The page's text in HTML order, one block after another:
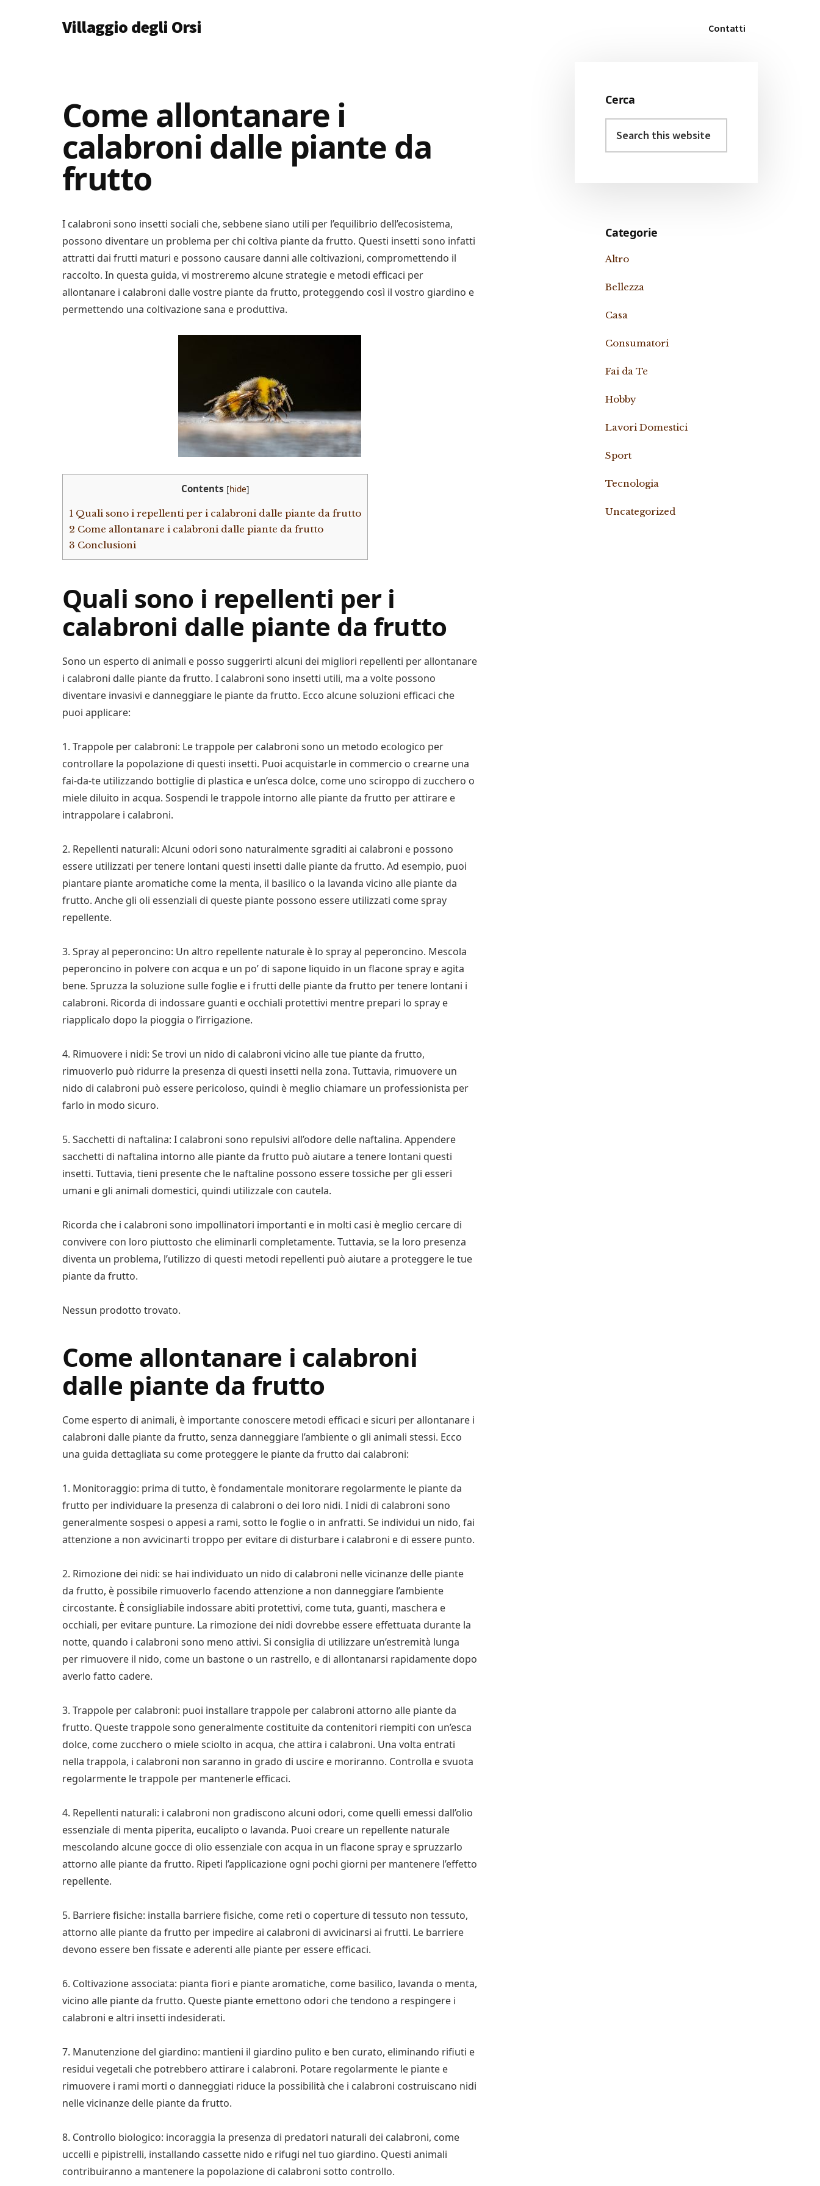
Additional
menuVillaggio degli Orsi
Tutto
Contatti
Come allontanare i
calabroni dalle piante da
frutto
I calabroni sono insetti sociali che, sebbene siano utili per l’equilibrio dell’ecosistema,
possono diventare un problema per chi coltiva piante da frutto. Questi insetti sono infatti
attratti dai frutti maturi e possono causare danni alle coltivazioni, compromettendo il
raccolto. In questa guida, vi mostreremo alcune strategie e metodi efficaci per
allontanare i calabroni dalle vostre piante da frutto, proteggendo così il vostro giardino e
permettendo una coltivazione sana e produttiva.
Contents [hide]
1 Quali sono i repellenti per i calabroni dalle piante da frutto
2 Come allontanare i calabroni dalle piante da frutto
3 Conclusioni
Quali sono i repellenti per i
calabroni dalle piante da frutto
Sono un esperto di animali e posso suggerirti alcuni dei migliori repellenti per allontanare
i calabroni dalle piante da frutto. I calabroni sono insetti utili, ma a volte possono
diventare invasivi e danneggiare le piante da frutto. Ecco alcune soluzioni efficaci che
puoi applicare:
1. Trappole per calabroni: Le trappole per calabroni sono un metodo ecologico per
controllare la popolazione di questi insetti. Puoi acquistarle in commercio o crearne una
fai-da-te utilizzando bottiglie di plastica e un’esca dolce, come uno sciroppo di zucchero o
miele diluito in acqua. Sospendi le trappole intorno alle piante da frutto per attirare e
intrappolare i calabroni.
2. Repellenti naturali: Alcuni odori sono naturalmente sgraditi ai calabroni e possono
essere utilizzati per tenere lontani questi insetti dalle piante da frutto. Ad esempio, puoi
piantare piante aromatiche come la menta, il basilico o la lavanda vicino alle piante da
frutto. Anche gli oli essenziali di queste piante possono essere utilizzati come spray
repellente.
3. Spray al peperoncino: Un altro repellente naturale è lo spray al peperoncino. Mescola
peperoncino in polvere con acqua e un po’ di sapone liquido in un flacone spray e agita
bene. Spruzza la soluzione sulle foglie e i frutti delle piante da frutto per tenere lontani i
calabroni. Ricorda di indossare guanti e occhiali protettivi mentre prepari lo spray e
riapplicalo dopo la pioggia o l’irrigazione.
4. Rimuovere i nidi: Se trovi un nido di calabroni vicino alle tue piante da frutto,
rimuoverlo può ridurre la presenza di questi insetti nella zona. Tuttavia, rimuovere un
nido di calabroni può essere pericoloso, quindi è meglio chiamare un professionista per
farlo in modo sicuro.
5. Sacchetti di naftalina: I calabroni sono repulsivi all’odore delle naftalina. Appendere
sacchetti di naftalina intorno alle piante da frutto può aiutare a tenere lontani questi
insetti. Tuttavia, tieni presente che le naftaline possono essere tossiche per gli esseri
umani e gli animali domestici, quindi utilizzale con cautela.
Ricorda che i calabroni sono impollinatori importanti e in molti casi è meglio cercare di
convivere con loro piuttosto che eliminarli completamente. Tuttavia, se la loro presenza
diventa un problema, l’utilizzo di questi metodi repellenti può aiutare a proteggere le tue
piante da frutto.
Nessun prodotto trovato.
Come allontanare i calabroni
dalle piante da frutto
Come esperto di animali, è importante conoscere metodi efficaci e sicuri per allontanare i
calabroni dalle piante da frutto, senza danneggiare l’ambiente o gli animali stessi. Ecco
una guida dettagliata su come proteggere le piante da frutto dai calabroni:
1. Monitoraggio: prima di tutto, è fondamentale monitorare regolarmente le piante da
frutto per individuare la presenza di calabroni o dei loro nidi. I nidi di calabroni sono
generalmente sospesi o appesi a rami, sotto le foglie o in anfratti. Se individui un nido, fai
attenzione a non avvicinarti troppo per evitare di disturbare i calabroni e di essere punto.
2. Rimozione dei nidi: se hai individuato un nido di calabroni nelle vicinanze delle piante
da frutto, è possibile rimuoverlo facendo attenzione a non danneggiare l’ambiente
circostante. È consigliabile indossare abiti protettivi, come tuta, guanti, maschera e
occhiali, per evitare punture. La rimozione dei nidi dovrebbe essere effettuata durante la
notte, quando i calabroni sono meno attivi. Si consiglia di utilizzare un’estremità lunga
per rimuovere il nido, come un bastone o un rastrello, e di allontanarsi rapidamente dopo
averlo fatto cadere.
3. Trappole per calabroni: puoi installare trappole per calabroni attorno alle piante da
frutto. Queste trappole sono generalmente costituite da contenitori riempiti con un’esca
dolce, come zucchero o miele sciolto in acqua, che attira i calabroni. Una volta entrati
nella trappola, i calabroni non saranno in grado di uscire e moriranno. Controlla e svuota
regolarmente le trappole per mantenerle efficaci.
4. Repellenti naturali: i calabroni non gradiscono alcuni odori, come quelli emessi dall’olio
essenziale di menta piperita, eucalipto o lavanda. Puoi creare un repellente naturale
mescolando alcune gocce di olio essenziale con acqua in un flacone spray e spruzzarlo
attorno alle piante da frutto. Ripeti l’applicazione ogni pochi giorni per mantenere l’effetto
repellente.
5. Barriere fisiche: installa barriere fisiche, come reti o coperture di tessuto non tessuto,
attorno alle piante da frutto per impedire ai calabroni di avvicinarsi ai frutti. Le barriere
devono essere ben fissate e aderenti alle piante per essere efficaci.
6. Coltivazione associata: pianta fiori e piante aromatiche, come basilico, lavanda o menta,
vicino alle piante da frutto. Queste piante emettono odori che tendono a respingere i
calabroni e altri insetti indesiderati.
7. Manutenzione del giardino: mantieni il giardino pulito e ben curato, eliminando rifiuti e
residui vegetali che potrebbero attirare i calabroni. Potare regolarmente le piante e
rimuovere i rami morti o danneggiati riduce la possibilità che i calabroni costruiscano nidi
nelle vicinanze delle piante da frutto.
8. Controllo biologico: incoraggia la presenza di predatori naturali dei calabroni, come
uccelli e pipistrelli, installando cassette nido e rifugi nel tuo giardino. Questi animali
contribuiranno a mantenere la popolazione di calabroni sotto controllo.
Primary
Sidebar
Cerca
this
Categorie
Altro
Bellezza
Casa
Consumatori
Fai da Te
Hobby
Lavori Domestici
Sport
Tecnologia
Uncategorized